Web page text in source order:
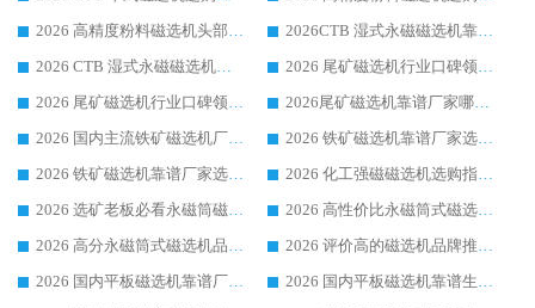
2026 高精度粉料磁选机头部厂家选购指南 行业口碑靠谱品牌推荐 领域强者华体会手机网页版-华体会(中国) 解析
2026CTB 湿式永磁磁选机靠谱厂家实力排行榜 铁矿选矿设备采购全流程选购指南
2026 CTB 湿式永磁磁选机选购指南|行业口碑良好品牌推荐，领域强者华体会手机网页版-华体会(中国)
2026 尾矿磁选机行业口碑领域强者，源头直供国内主流厂家华体会手机网页版-华体会(中国) 一站式服务
2026 尾矿磁选机行业口碑领域强者，源头直供国内主流厂家华体会手机网页版-华体会(中国) 一站式服务
2026尾矿磁选机靠谱厂家哪家好 行业口碑领域强者华体会手机网页版-华体会(中国) 推荐
2026 国内主流铁矿磁选机厂家选购指南|行业口碑好品牌推荐，领域强者华体会手机网页版-华体会(中国)
2026 铁矿磁选机靠谱厂家选购全攻略 行业标杆华体会手机网页版-华体会(中国) 设备性价比出众
2026 铁矿磁选机靠谱厂家选购指南，领域强者华体会手机网页版-华体会(中国) 铁矿磁选机性价比高
2026 化工强磁磁选机选购指南 5 家行业口碑靠谱厂家领域强者推荐
2026 选矿老板必看永磁筒磁选机推荐 行业头部品牌口碑设备选购全攻略
2026 高性价比永磁筒式磁选机品牌盘点 行业强者口碑实测选购完整指南
2026 高分永磁筒式磁选机品牌推荐 选矿设备强者对比测评采购避坑全攻略
2026 评价高的磁选机品牌推荐选购指南，永磁筒式磁选机设备领域强者全景行业口碑解析
2026 国内平板磁选机靠谱厂家排名 行业实测口碑设备按需选购全指南
2026 国内平板磁选机靠谱生产厂家推荐排名|行业口碑选购指南，领域强者按需选设备